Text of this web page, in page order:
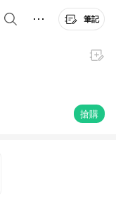
筆記
搶購